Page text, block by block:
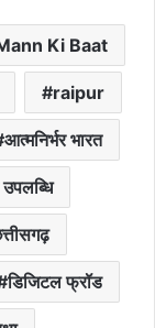
Ki Baat
raipur
आत्मनिर्भर भारत
डिजिटल फ्रॉड